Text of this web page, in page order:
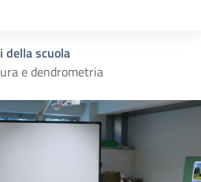
della scuola
e dendrometria